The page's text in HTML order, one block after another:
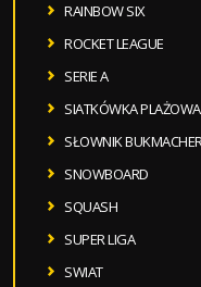
RAINBOW SIX
ROCKET LEAGUE
SERIE A
SIATKÓWKA PLAŻOWA
SŁOWNIK
SNOWBOARD
SQUASH
SUPER LIGA
SWIAT